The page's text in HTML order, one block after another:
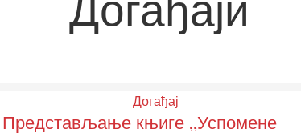
Догађај
Представљање књиге „Успомене